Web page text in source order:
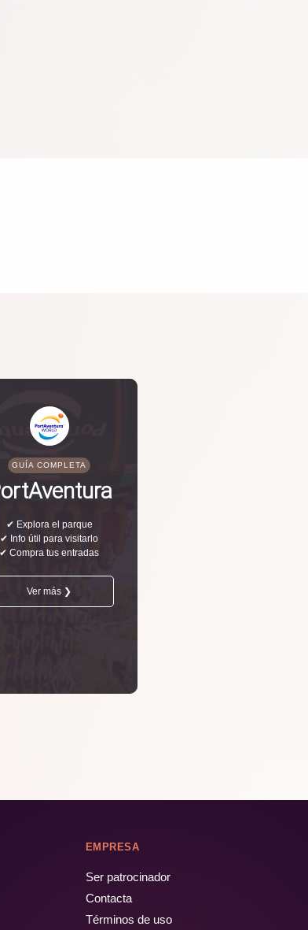
GUÍA COMPLETA
✔ Explora el parque
✔ Info útil para visitarlo
✔ Compra tus entradas
Ver más ❯
EMPRESA
Ser patrocinador
Contacta
Términos de uso